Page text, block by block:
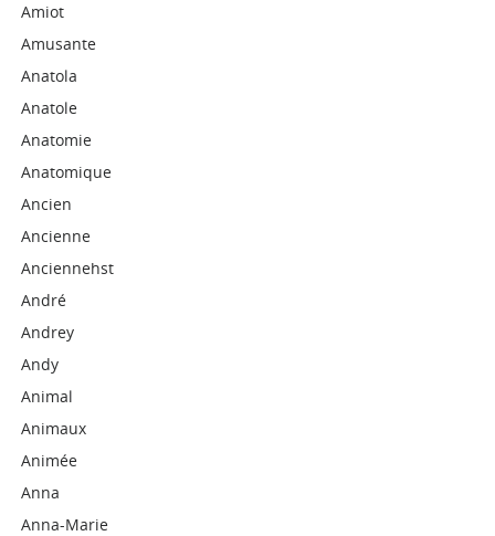
Amiot
Amusante
Anatola
Anatole
Anatomie
Anatomique
Ancien
Ancienne
Anciennehst
André
Andrey
Andy
Animal
Animaux
Animée
Anna
Anna-Marie